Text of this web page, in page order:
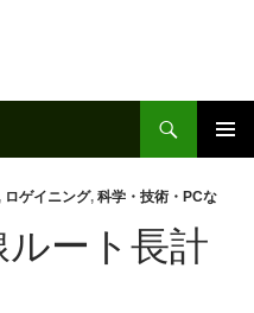
ニュー
, ロゲイニング, 科学・技術・PCな
ート長計